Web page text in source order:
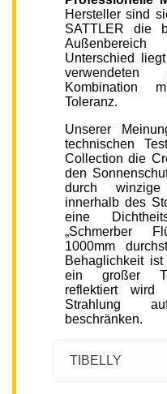
Hersteller sind
SATTLER die
Unterschied
Kombination
Toleranz.
Unserer
technischen
Collection die
den
durch
innerhalb des
eine
„Schmerber
1000mm
Behaglichkeit
ein großer
reflektiert wird
Strahlung
beschränken.
TIBELLY